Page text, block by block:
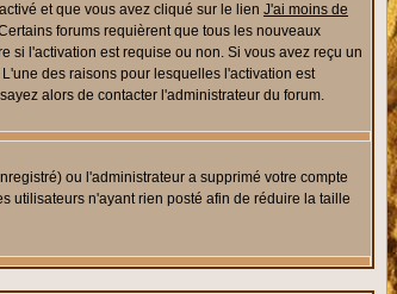
et que vous avez cliqué sur le lien J'ai moins de
forums requièrent que tous les nouveaux
si l'activation est requise ou non. Si vous avez reçu un
des raisons pour lesquelles l'activation est
alors de contacter l'administrateur du forum.
ou l'administrateur a supprimé votre compte
utilisateurs n'ayant rien posté afin de réduire la taille